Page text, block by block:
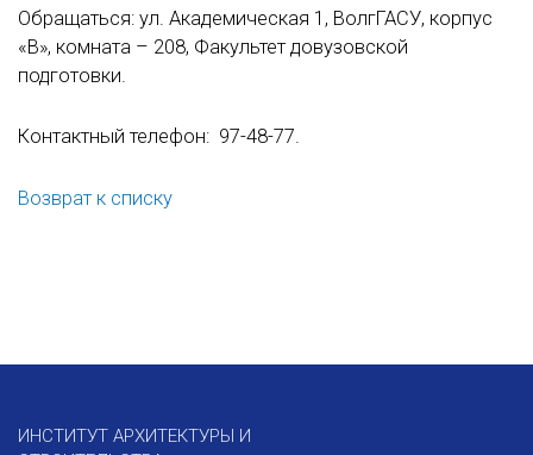
Обращаться: ул. Академическая 1, ВолгГАСУ, корпус
«В», комната – 208, Факультет довузовской
подготовки.
Контактный телефон: 97-48-77.
Возврат к списку
ИНСТИТУТ АРХИТЕКТУРЫ И